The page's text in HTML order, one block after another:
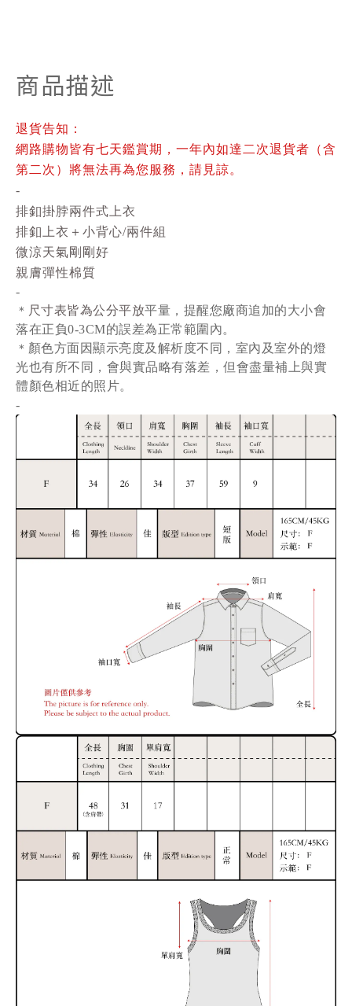
商品描述
退貨告知：
網路購物皆有七天鑑賞期，一年內如達二次退貨者（含
第二次）將無法再為您服務，請見諒。
-
排釦掛脖兩件式上衣
排釦上衣＋小背心/兩件組
微涼天氣剛剛好
親膚彈性棉質
-
＊ 尺寸表皆為公分平放平量 ，提醒您廠商追加的大小會
落在正負0-3CM的誤差為正常範圍內。
＊ 顏色方面因顯示亮度及解析度不同，室內及室外的燈
光也有所不同，會與實品略有落差，但會盡量補上與實
體顏色相近的照片。
-